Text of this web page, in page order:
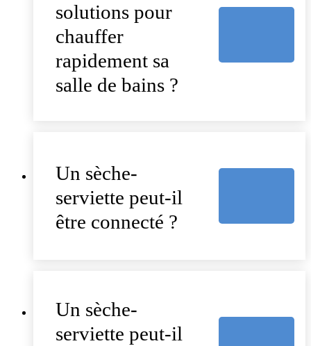
solutions pour
chauffer
rapidement sa
salle de bains ?
Un sèche-
serviette peut-il
être connecté ?
Un sèche-
serviette peut-il